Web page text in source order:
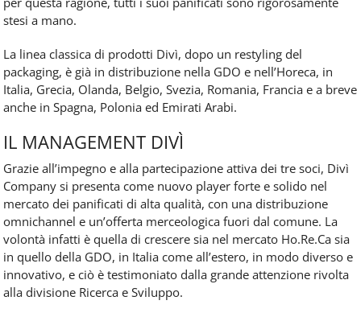
stesi a mano.
La linea classica di prodotti Divì, dopo un restyling del
packaging, è già in distribuzione nella GDO e nell’Horeca, in
Italia, Grecia, Olanda, Belgio, Svezia, Romania, Francia e a breve
anche in Spagna, Polonia ed Emirati Arabi.
IL MANAGEMENT DIVÌ
Grazie all’impegno e alla partecipazione attiva dei tre soci, Divì
Company si presenta come nuovo player forte e solido nel
mercato dei panificati di alta qualità, con una distribuzione
omnichannel e un’offerta merceologica fuori dal comune. La
volontà infatti è quella di crescere sia nel mercato Ho.Re.Ca sia
in quello della GDO, in Italia come all’estero, in modo diverso e
innovativo, e ciò è testimoniato dalla grande attenzione rivolta
alla divisione Ricerca e Sviluppo.